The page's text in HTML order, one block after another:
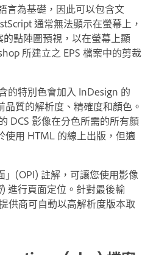
言為基礎，因此可以包含文
通常無法顯示在螢幕上，
點陣圖預視，以在螢幕上顯
所建立之 EPS 檔案中的剪裁
的特別色會加入 InDesign 的
品質的解析度、精確度和顏色。
DCS 影像在分色所需的所有顏
使用 HTML 的線上出版，但適
」(OPI) 註解，可讓您使用影像
) 進行頁面定位。針對最後輸
供商可自動以高解析度版本取